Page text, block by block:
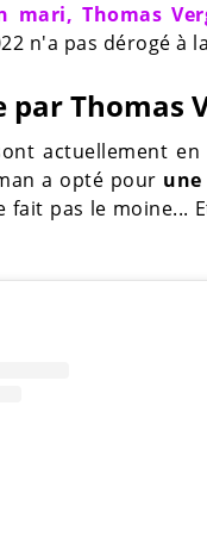
mari, Thomas
n'a pas dérogé à
Thomas
actuellement en
a opté pour
fait pas le moine...